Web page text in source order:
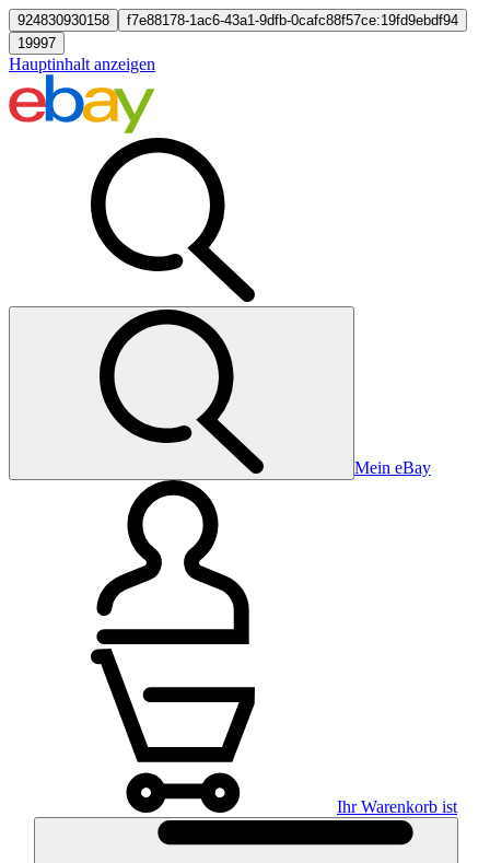
924830930158
f7e88178-1ac6-43a1-9dfb-0cafc88f57ce:19fd9ebdf94
19997
Hauptinhalt anzeigen
Mein eBay
Ihr Warenkorb ist